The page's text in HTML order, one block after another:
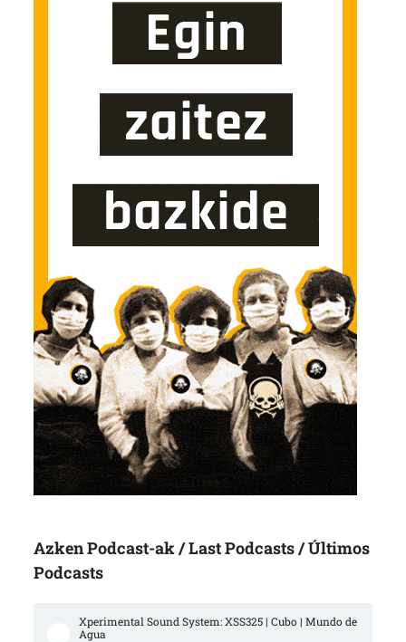
Azken Podcast-ak / Last Podcasts / Últimos
Podcasts
Xperimental Sound System: XSS325 | Cubo | Mundo de
Agua